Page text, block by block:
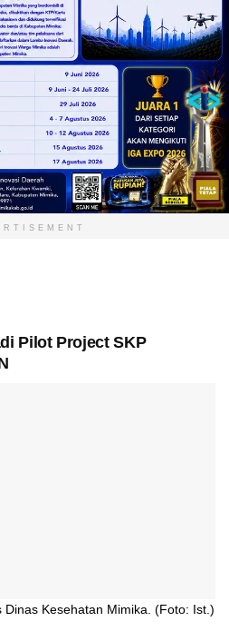
Pilot Project SKP
Kesehatan Mimika. (Foto: Ist.)